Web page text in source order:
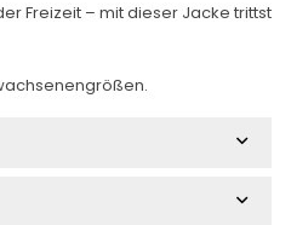
Freizeit – mit dieser Jacke trittst